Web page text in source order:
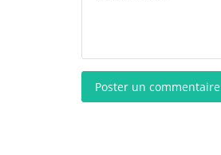
Poster un commentaire